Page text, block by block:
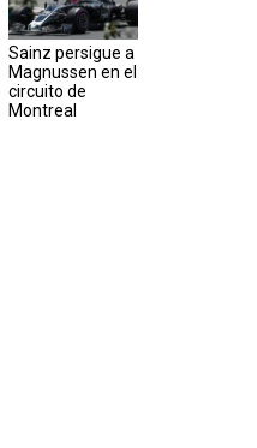
Sainz persigue a
Magnussen en el
circuito de
Montreal